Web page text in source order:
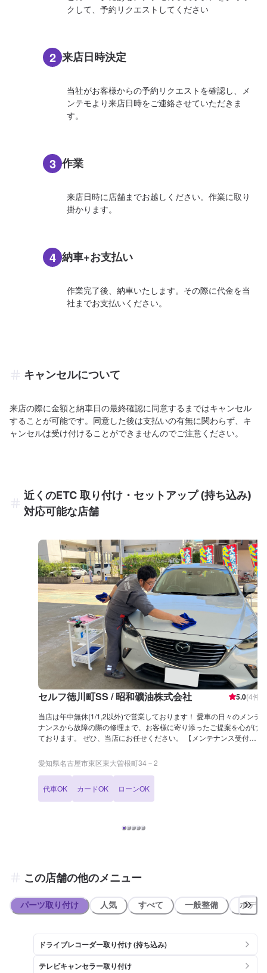
クして、予約リクエストしてください
2 来店日時決定
当社がお客様からの予約リクエストを確認し、メ
ンテモより来店日時をご連絡させていただきま
す。
3 作業
来店日時に店舗までお越しください。作業に取り
掛かります。
4 納車+お支払い
作業完了後、納車いたします。その際に代金を当
社までお支払いください。
キャンセルについて
来店の際に金額と納車日の最終確認に同意するまではキャンセル
することが可能です。同意した後は支払いの有無に関わらず、キ
ャンセルは受け付けることができませんのでご注意ください。
近くのETC 取り付け・セットアップ (持ち込み)
対応可能な店舗
セルフ徳川町SS / 昭和礦油株式会社 5.0(4件)
当店は年中無休(1/1,2以外)で営業しております！ 愛車の日々のメンテ
ナンスから故障の際の修理まで、お客様に寄り添ったご提案を心がけ
ております。 ぜひ、当店にお任せください。 【メンテナンス受付時
18号線の交わる箇所にございます。 東大曽根町交差点の角です。
愛知県名古屋市東区東大曽根町34－2
代車OK カードOK ローンOK
この店舗の他のメニュー
パーツ取り付け 人気 すべて 一般整備 ボディ
ドライブレコーダー取り付け (持ち込み)
テレビキャンセラー取り付け